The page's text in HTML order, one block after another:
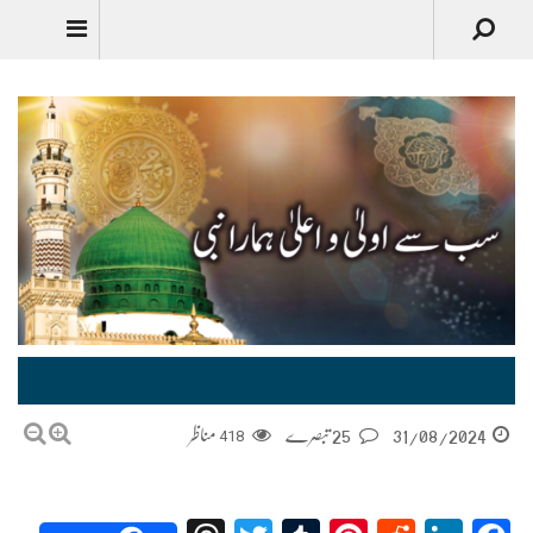
31/08/2024
418 مناظر